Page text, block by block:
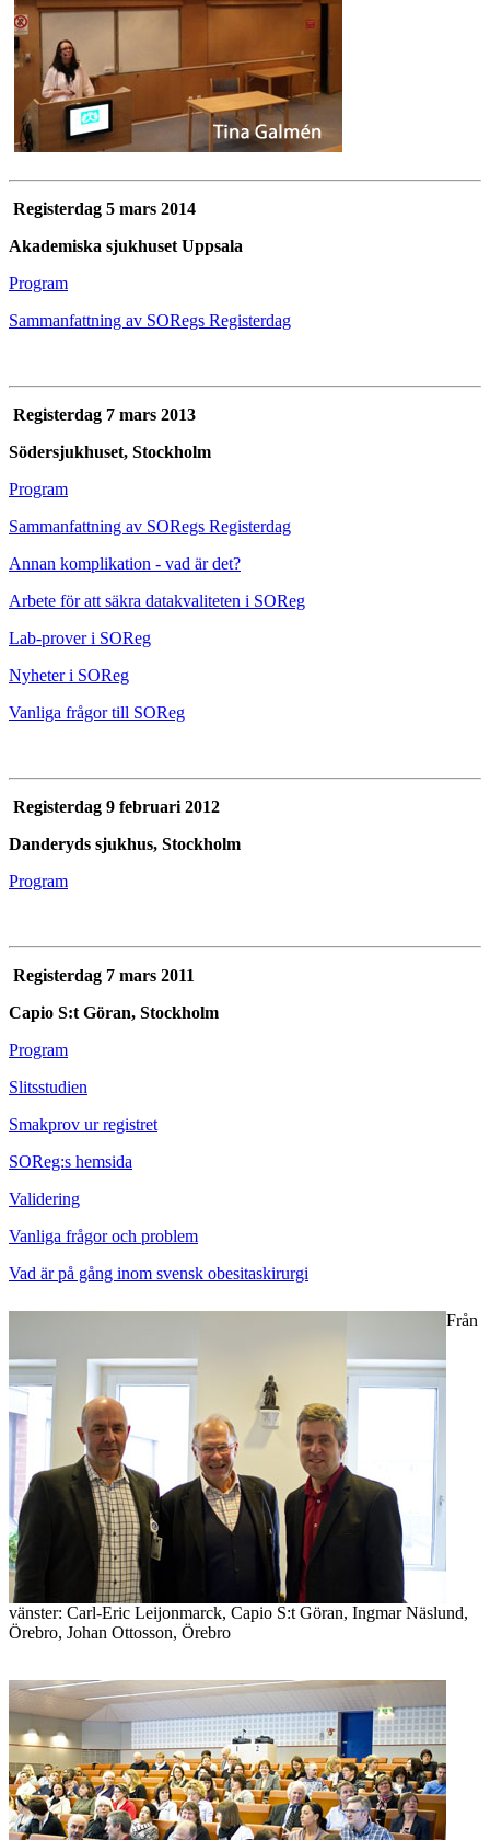
Registerdag 5 mars 2014
Akademiska sjukhuset Uppsala
Program
Sammanfattning av SORegs Registerdag
Registerdag 7 mars 2013
Södersjukhuset, Stockholm
Program
Sammanfattning av SORegs Registerdag
Annan komplikation - vad är det?
Arbete för att säkra datakvaliteten i SOReg
Lab-prover i SOReg
Nyheter i SOReg
Vanliga frågor till SOReg
Registerdag 9 februari 2012
Danderyds sjukhus, Stockholm
Program
Registerdag 7 mars 2011
Capio S:t Göran, Stockholm
Program
Slitsstudien
Smakprov ur registret
SOReg:s hemsida
Validering
Vanliga frågor och problem
Vad är på gång inom svensk obesitaskirurgi
Från
vänster: Carl-Eric Leijonmarck, Capio S:t Göran, Ingmar Näslund,
Örebro, Johan Ottosson, Örebro